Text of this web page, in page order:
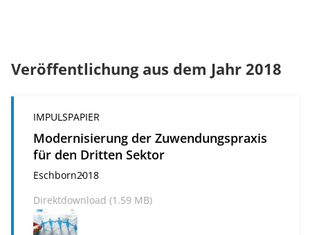
Veröffentlichung aus dem Jahr 2018
IMPULSPAPIER
Modernisierung der Zuwendungspraxis
für den Dritten Sektor
Eschborn2018
Direktdownload (1.59 MB)